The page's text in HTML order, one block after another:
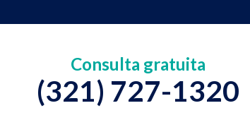
Consulta gratuita
(321) 727-1320